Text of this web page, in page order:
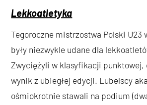
Lekkoatletyka
Tegoroczne mistrzostwa Polski U23
były niezwykle udane dla
Zwyciężyli w klasyfikacji punktowej,
wynik z ubiegłej edycji. Lubelscy
ośmiokrotnie stawali na podium